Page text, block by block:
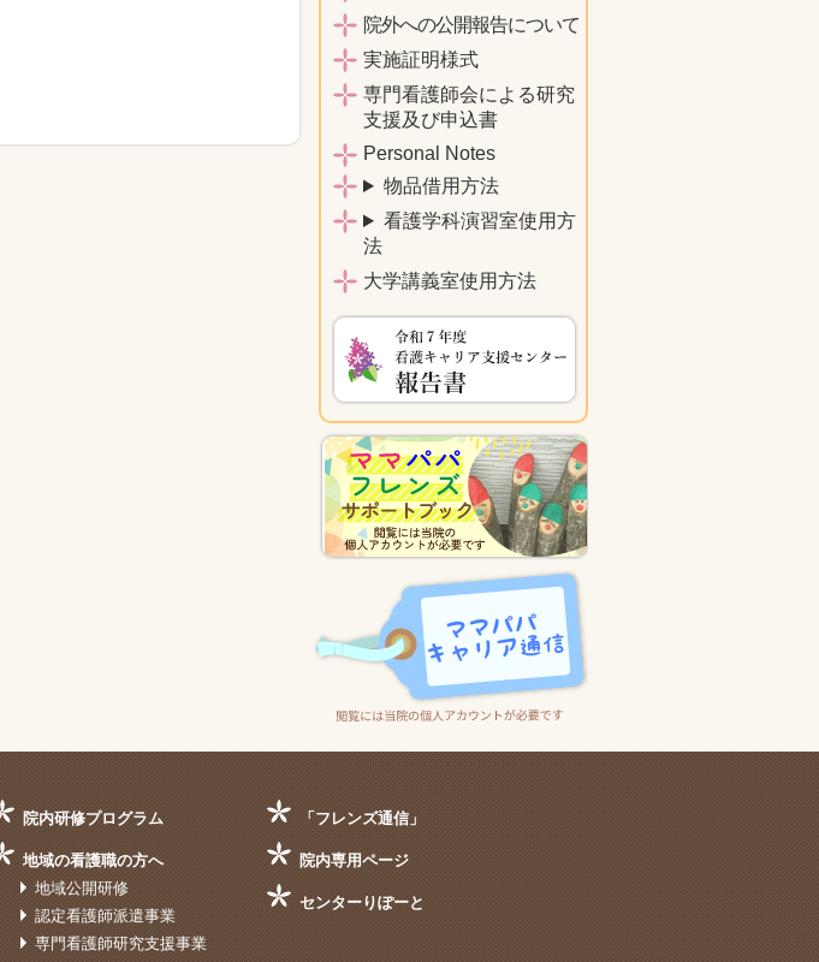
院外への公開報告について
実施証明様式
専門看護師会による研究
支援及び申込書
Personal Notes
物品借用方法
看護学科演習室使用方
法
大学講義室使用方法
院内研修プログラム
地域の看護職の方へ
地域公開研修
認定看護師派遣事業
専門看護師研究支援事業
「フレンズ通信」
院内専用ページ
センターりぽーと